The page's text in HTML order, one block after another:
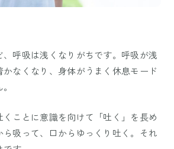
呼吸は浅くなりがちです。呼吸が浅
なくなり、身体がうまく休息モード
ことに意識を向けて「吐く」を長め
ら吸って、口からゆっくり吐く。それ